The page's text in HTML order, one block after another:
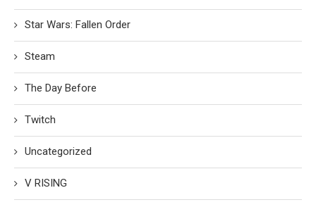
Star Wars: Fallen Order
Steam
The Day Before
Twitch
Uncategorized
V RISING